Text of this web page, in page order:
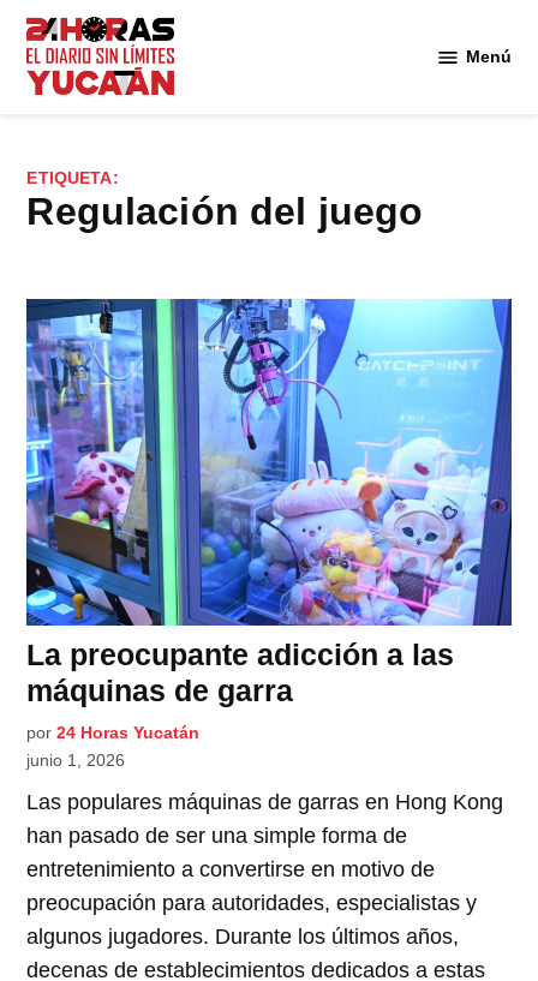
Saltar
contenido
Menú
ETIQUETA:
regulación del juego
La preocupante adicción a las
máquinas de garra
por 24 Horas Yucatán
junio 1, 2026
Las populares máquinas de garras en Hong Kong
han pasado de ser una simple forma de
entretenimiento a convertirse en motivo de
preocupación para autoridades, especialistas y
algunos jugadores. Durante los últimos años,
decenas de establecimientos dedicados a estas